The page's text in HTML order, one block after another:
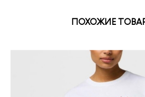
ПОХОЖИЕ